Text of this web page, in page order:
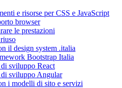
e risorse per CSS e JavaScript
browser
le prestazioni
il design system .italia
Bootstrap Italia
sviluppo React
sviluppo Angular
i modelli di sito e servizi